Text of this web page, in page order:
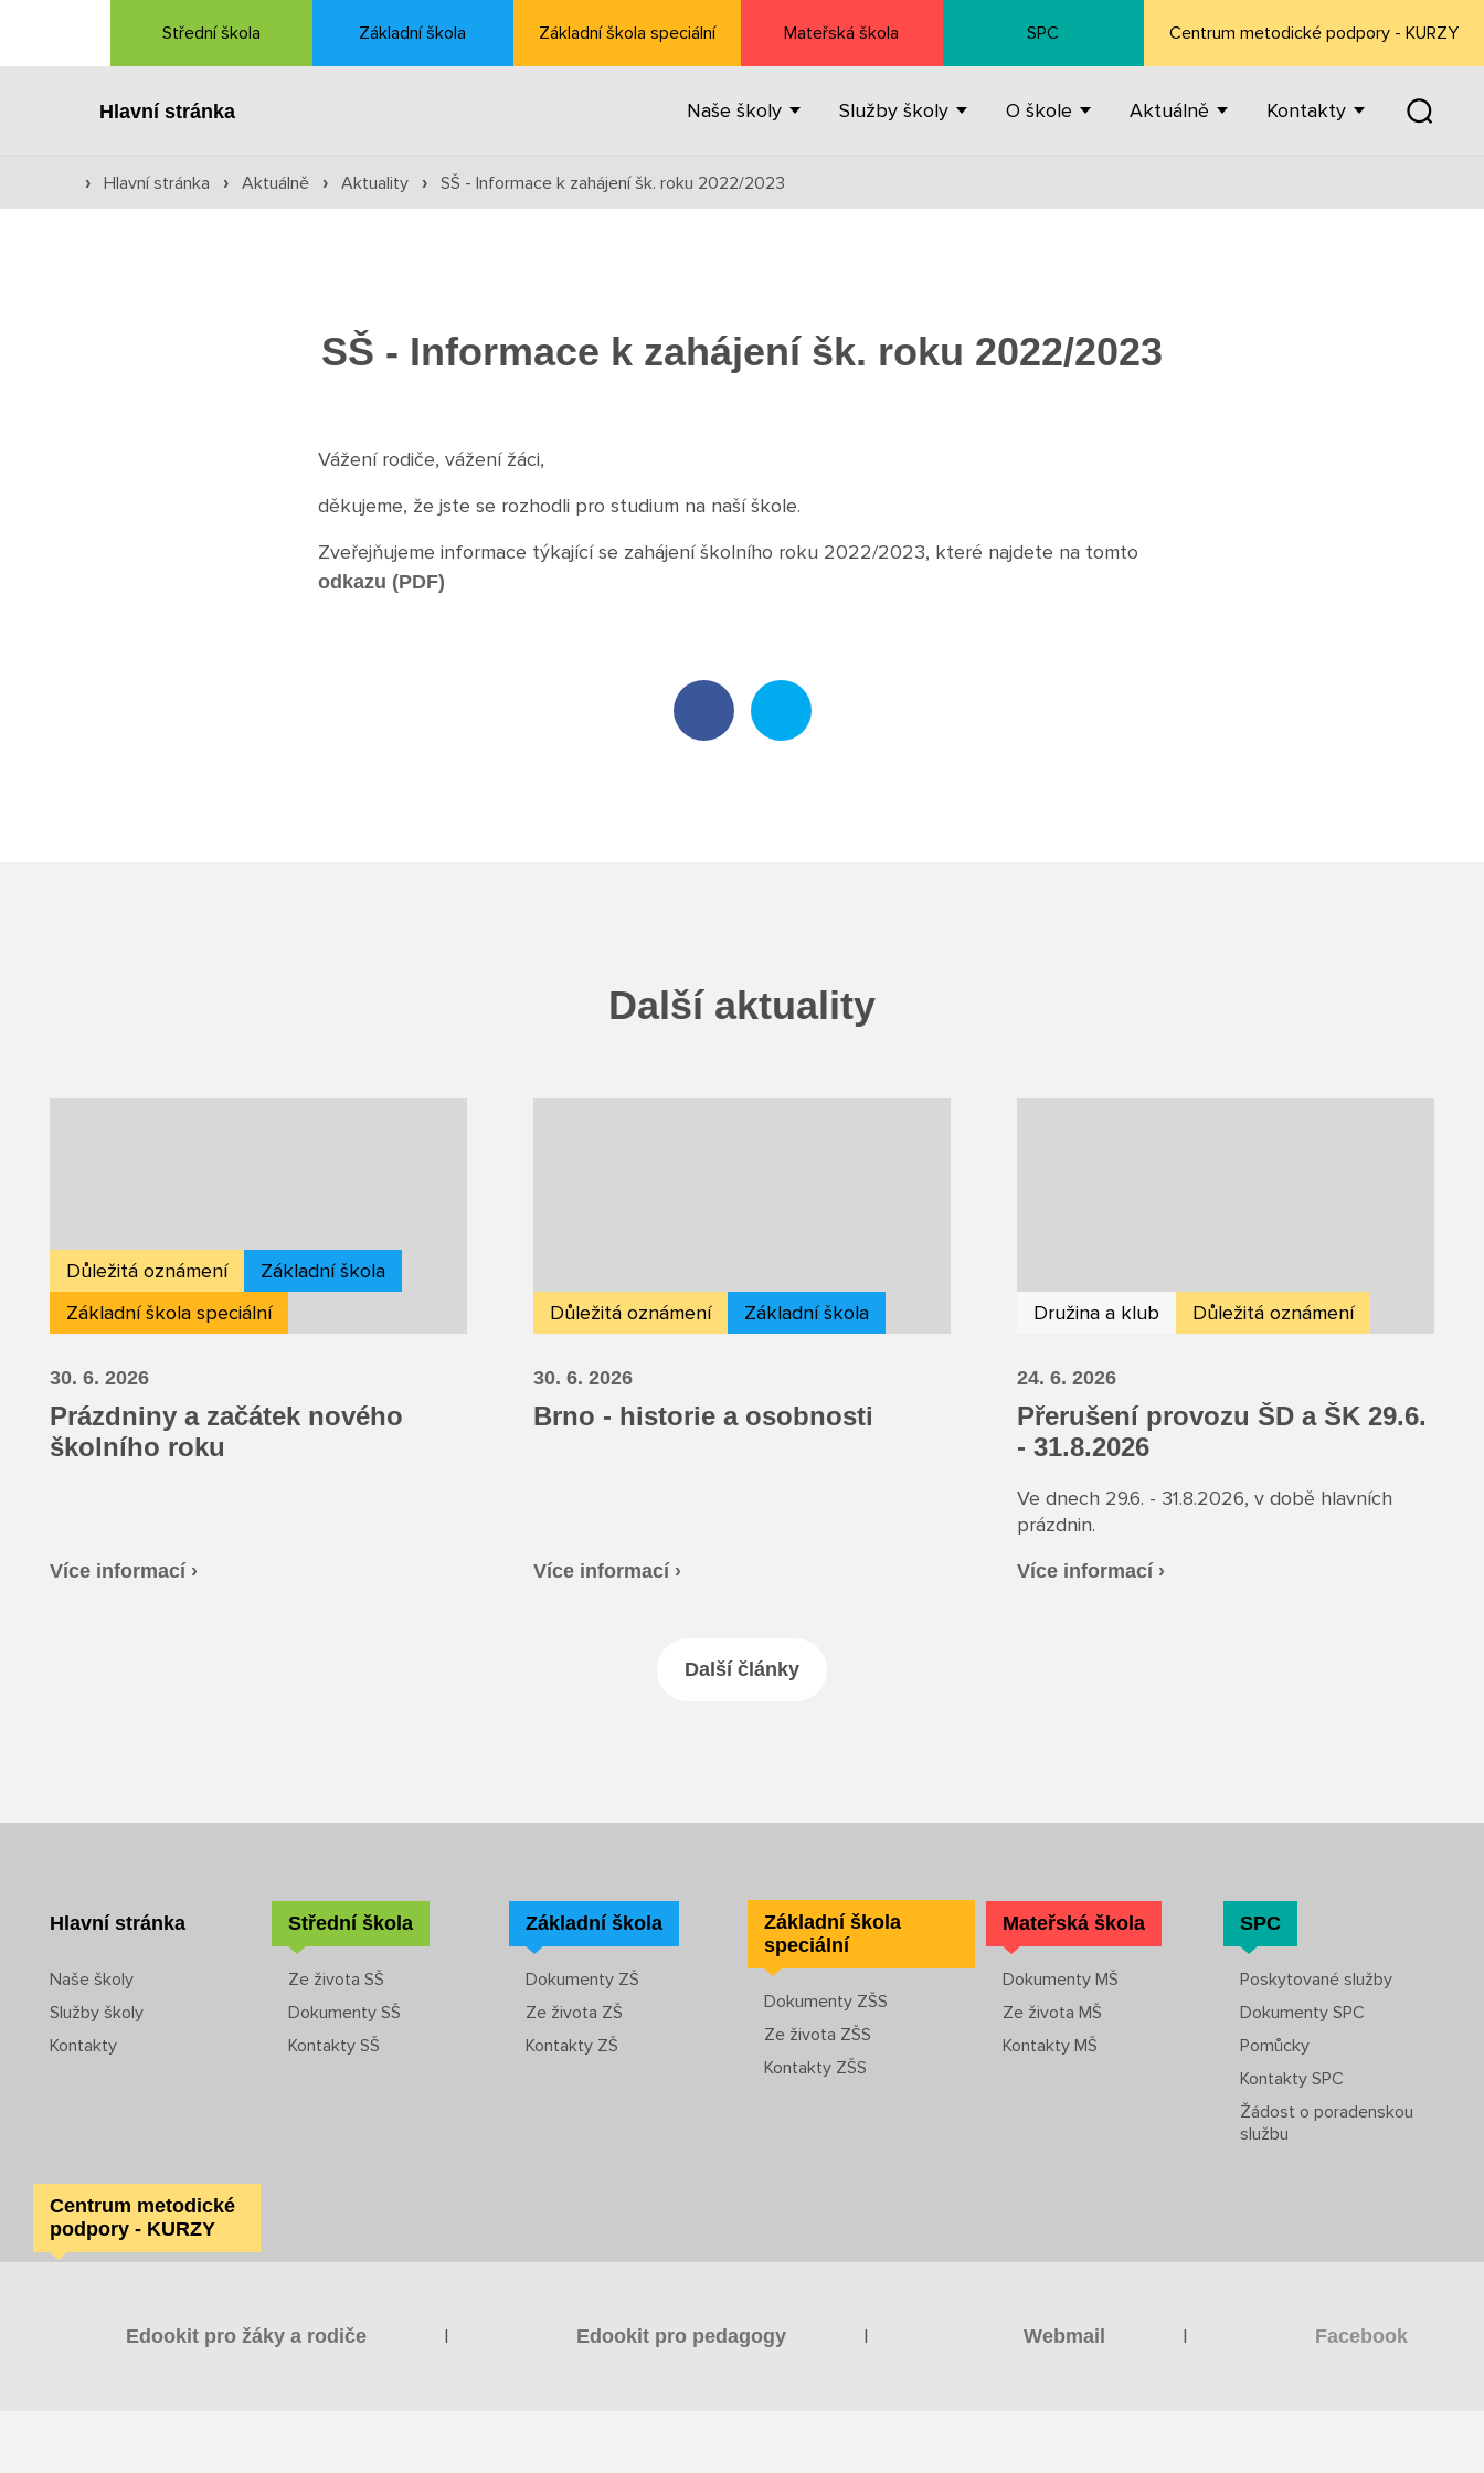
Střední škola Základní škola Základní škola speciální Mateřská škola SPC Centrum metodické podpory - KURZY
Hlavní stránka Naše školy Služby školy O škole Aktuálně Kontakty
› Hlavní stránka › Aktuálně › Aktuality › SŠ - Informace k zahájení šk. roku 2022/2023
SŠ - Informace k zahájení šk. roku 2022/2023
Vážení rodiče, vážení žáci,
děkujeme, že jste se rozhodli pro studium na naší škole.
Zveřejňujeme informace týkající se zahájení školního roku 2022/2023, které najdete na tomto
odkazu (PDF)
Další aktuality
Důležitá oznámení
Základní škola
Základní škola speciální
30. 6. 2026
Prázdniny a začátek nového
školního roku
Více informací ›
Důležitá oznámení Základní škola
30. 6. 2026
Brno - historie a osobnosti
Více informací ›
Družina a klub Důležitá oznámení
24. 6. 2026
Přerušení provozu ŠD a ŠK 29.6.
- 31.8.2026
Ve dnech 29.6. - 31.8.2026, v době hlavních
prázdnin.
Více informací ›
Další články
Hlavní stránka
Naše školy
Služby školy
Kontakty
Střední škola
Ze života SŠ
Dokumenty SŠ
Kontakty SŠ
Základní škola
Dokumenty ZŠ
Ze života ZŠ
Kontakty ZŠ
Základní škola
speciální
Dokumenty ZŠS
Ze života ZŠS
Kontakty ZŠS
Mateřská škola
Dokumenty MŠ
Ze života MŠ
Kontakty MŠ
SPC
Poskytované služby
Dokumenty SPC
Pomůcky
Kontakty SPC
Žádost o poradenskou
službu
Centrum metodické
podpory - KURZY
Edookit pro žáky a rodiče | Edookit pro pedagogy | Webmail | Facebook